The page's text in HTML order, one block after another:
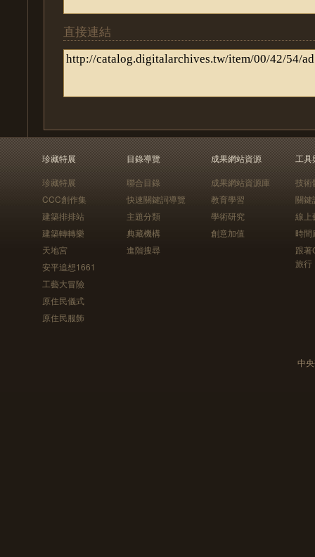
直接連結
珍藏特展
珍藏特展
CCC創作集
建築排排站
建築轉轉樂
天地宮
安平追想1661
工藝大冒險
原住民儀式
原住民服飾
目錄導覽
聯合目錄
快速關鍵詞導覽
主題分類
典藏機構
進階搜尋
成果網站資源
成果網站資源庫
教育學習
學術研究
創意加值
工具
技術
關鍵
線上
時間
跟
旅行
中